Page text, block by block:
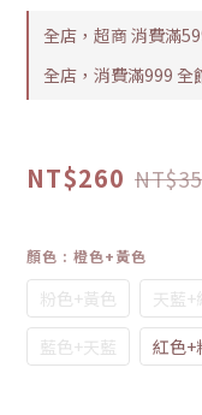
全店，超商 消費滿
全店，消費滿999 全
NT$260
顏色 : 橙色+黃色
粉色+黃色 天藍+
藍色+天藍
紅色+